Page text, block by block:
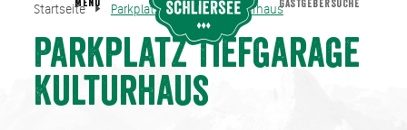
Startseite Parkplatz Tiefgarage Kulturhaus
Parkplatz Tiefgarage
Kulturhaus
Startseite Parkplatz Tiefgarage Kulturhaus
MENU GASTGEBERSUCHE